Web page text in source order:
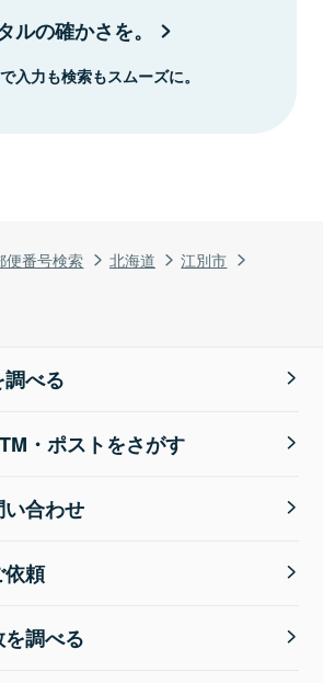
便番号検索 北海道
江別市
ルの確かさを。
入力も検索もスムーズに。
べる
・ポストをさがす
合わせ
依頼
調べる